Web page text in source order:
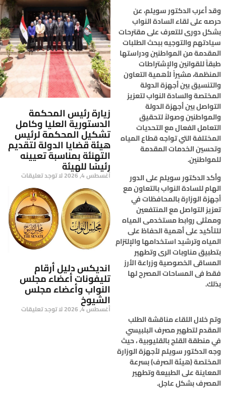
وقد أعرب الدكتور سويلم، عن
حرصه على لقاء السادة النواب
بشكل دورى للتعرف على مقترحات
سيادتهم والتوجيه ببحث الطلبات
المقدمة من المواطنين ودراستها
طبقاً للقوانين والإشتراطات
المنظمة، مشيراً لأهمية التعاون
والتنسيق بين أجهزة الدولة
المختصة والسادة النواب لتعزيز
التواصل بين أجهزة الدولة
والمواطنين وصولاً لتحقيق
التعامل الفعال مع التحديات
المختلفة التي تواجه قطاع المياه
وتحسين الخدمات المقدمة
للمواطنين.
وأكد الدكتور سويلم على الدور
الهام للسادة النواب بالتعاون مع
أجهزة الوزارة بالمحافظات في
تعزيز التواصل مع المنتفعين
وممثلى روابط مستخدمى المياه
للتأكيد على أهمية الحفاظ على
المياه وترشيد استخدامها والإلتزام
بتطبيق مناوبات الرى وتطهير
المساقى الخصوصية وزراعة الأرز
فقط فى المساحات المصرح لها
بذلك.
وتم خلال اللقاء مناقشة الطلب
المقدم لتطهير مصرف البلبيسي
في منطقة القلج بالقليوبية ، حيث
وجه الدكتور سويلم لأجهزة الوزارة
المختصة (هيئة الصرف) بسرعة
المعاينة على الطبيعة وتطهير
المصرف بشكل عاجل.
زيارة رئيس المحكمة
الدستورية العليا وكامل
تشكيل المحكمة لرئيس
هيئة قضايا الدولة لتقديم
التهنئة بمناسبة تعيينه
رئيسًا للهيئة
أغسطس 4, 2026 لا توجد تعليقات
انديكس دليل أرقام
تليفونات أعضاء مجلس
النواب وأعضاء مجلس
الشيوخ
أغسطس 4, 2026 لا توجد تعليقات